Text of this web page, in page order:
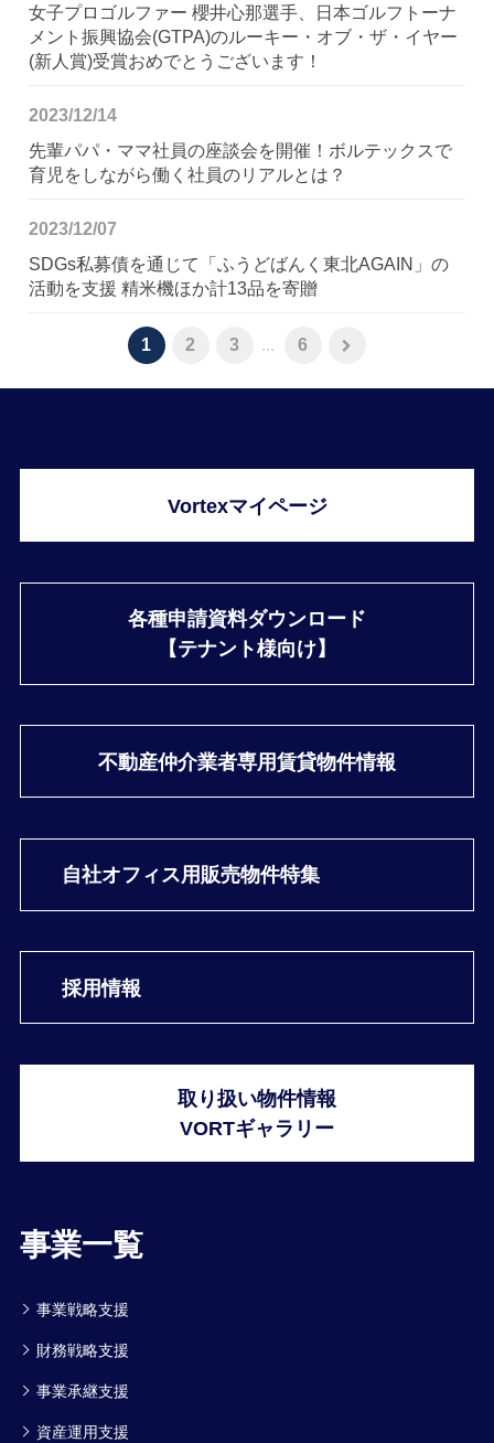
女子プロゴルファー 櫻井心那選手、日本ゴルフトーナ
メント振興協会(GTPA)のルーキー・オブ・ザ・イヤー
(新人賞)受賞おめでとうございます！
2023/12/14
先輩パパ・ママ社員の座談会を開催！ボルテックスで
育児をしながら働く社員のリアルとは？
2023/12/07
SDGs私募債を通じて「ふうどばんく東北AGAIN」の
活動を支援 精米機ほか計13品を寄贈
1 2 3 ... 6
Vortexマイページ
各種申請資料ダウンロード
【テナント様向け】
不動産仲介業者専用賃貸物件情報
自社オフィス用販売物件特集
採用情報
事業一覧
事業戦略支援
財務戦略支援
事業承継支援
資産運用支援
取り扱い物件情報
VORTギャラリー